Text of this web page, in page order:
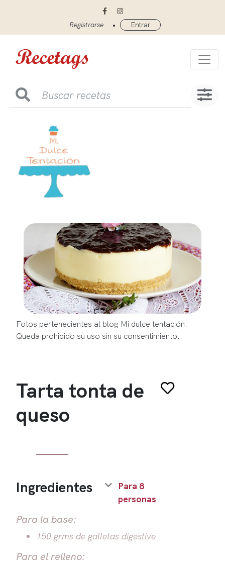
Registrarse • Entrar
Fotos pertenecientes al blog Mi dulce tentación.
Queda prohibido su uso sin su consentimiento.
Tarta tonta de
queso
Ingredientes
Para 8
personas
Para la base:
150 grms de galletas digestive
Para el relleno: